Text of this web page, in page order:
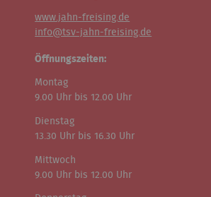
www.jahn-freising.de
info@tsv-jahn-freising.de
Öffnungszeiten:
Montag
9.00 Uhr bis 12.00 Uhr
Dienstag
13.30 Uhr bis 16.30 Uhr
Mittwoch
9.00 Uhr bis 12.00 Uhr